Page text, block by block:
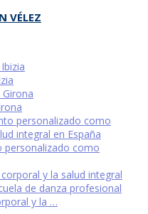
VÉLEZ
personalizado como
y la …